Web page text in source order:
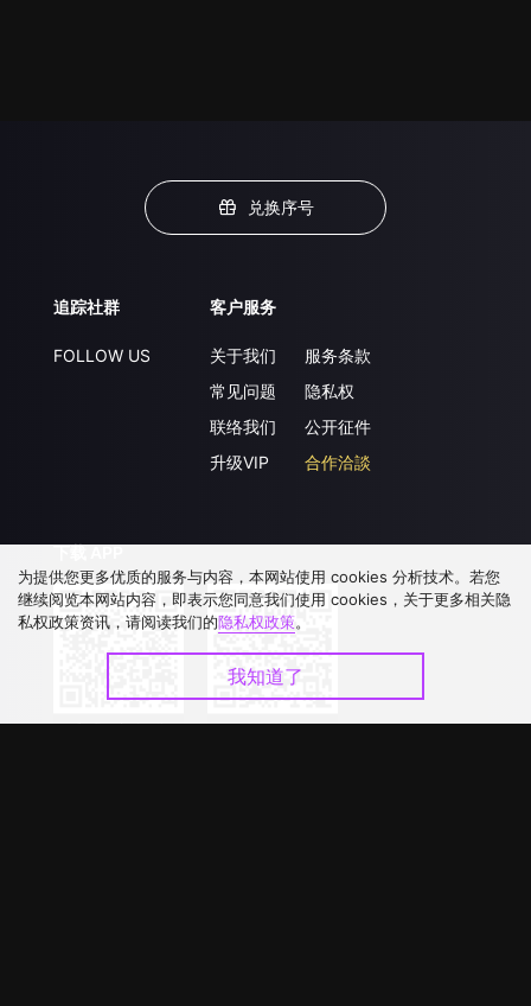
兑换序号
追踪社群
FOLLOW US
客户服务
关于我们
常见问题
联络我们
升级VIP
服务条款
隐私权
公开征件
合作洽談
为提供您更多优质的服务与内容，本网站使用 cookies 分析技术。若您
继续阅览本网站内容，即表示您同意我们使用 cookies，关于更多相关隐
私权政策资讯，请阅读我们的隐私权政策。
我知道了